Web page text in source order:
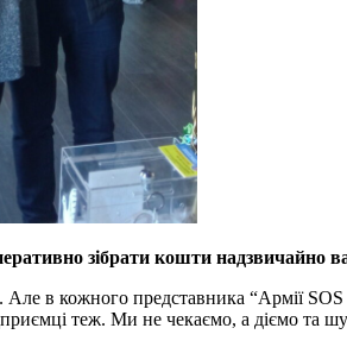
зібрати кошти
в кожного представника “Армії
теж. Ми не чекаємо, а діємо та